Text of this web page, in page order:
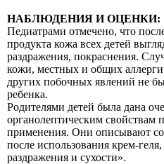
НАБЛЮДЕНИЯ И ОЦЕНКИ:
Педиатрами отмечено, что
продукта кожа всех детей
раздражения, покраснения.
кожи, местных и общих
других побочных явлений не
ребенка.
Родителями детей была дана
органолептическим свойствам
применения. Они описывают
после использования крем-
раздражения и сухости».